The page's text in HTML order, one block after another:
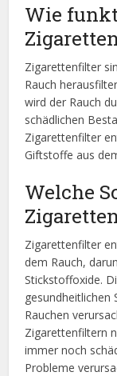
Wie
Zigarettenfilter
Rauch
wird der Rauch
schädlichen
Zigarettenfilter
Giftstoffe aus
Welche
Zigarettenfilter
dem Rauch,
Stickstoffoxide.
gesundheitlichen
Rauchen
Zigarettenfiltern
immer noch
Probleme